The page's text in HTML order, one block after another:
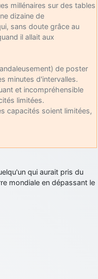
millénaires sur des tables
dizaine de
sans doute grâce au
il allait aux
de poster
minutes d'intervalles.
et incompréhensible
limitées.
capacités soient limitées,
qui aurait pris du
mondiale en dépassant le